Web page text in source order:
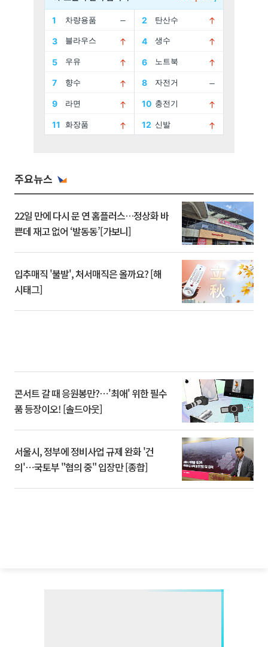
주요뉴스
22일 만에 다시 문 연 홈플러스…정상화 바
쁜데 재고 없어 ‘발동동’[가보니]
입추매직 '불발', 처서매직은 올까요? [해
시태그]
콘서트 갈 때 응원봉만?⋯'최애' 위한 필수
품 등장이오! [솔드아웃]
서울시, 정부에 정비사업 규제 완화 '건
의'⋯국토부 "협의 중" 입장만 [종합]